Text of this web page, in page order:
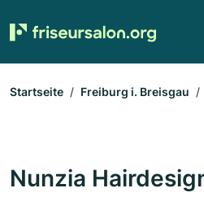
Startseite Freiburg i. Breisgau
Nunzia